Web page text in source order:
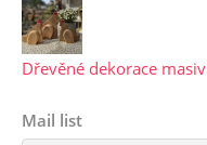
Dřevěné dekorace masiv
Mail list